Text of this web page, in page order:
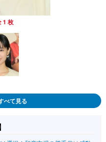
1 枚
べて見る